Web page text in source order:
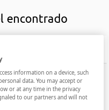
encontrado
information on a device, such
data. You may accept or
or at any time in the privacy
to our partners and will not